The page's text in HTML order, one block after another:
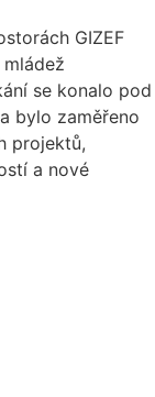
GIZEF
se konalo pod
bylo zaměřeno
projektů,
a nové